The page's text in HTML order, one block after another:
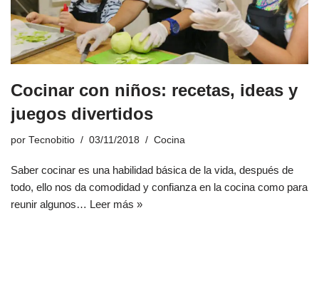
Cocinar con niños: recetas, ideas y
juegos divertidos
por Tecnobitio 03/11/2018 Cocina
Saber cocinar es una habilidad básica de la vida, después de
todo, ello nos da comodidad y confianza en la cocina como para
reunir algunos… Leer más »